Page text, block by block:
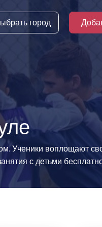
город
Ученики воплощают
с детьми